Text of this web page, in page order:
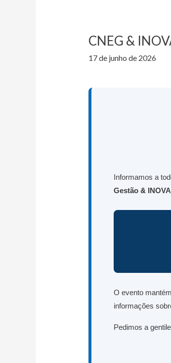
CNEG &
17 de junho de 2026
Informamos a
Gestão &
O evento
informações
Pedimos a
novas
datas:
23